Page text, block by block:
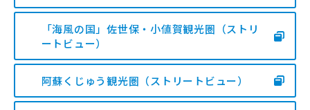
「海風の国」佐世保・小値賀観光圏（ストリ
ートビュー）
阿蘇くじゅう観光圏（ストリートビュー）